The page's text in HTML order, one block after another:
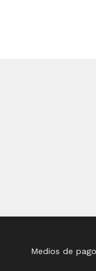
Medios de